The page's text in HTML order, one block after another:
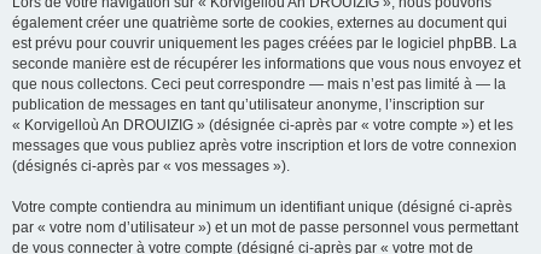
également créer une quatrième sorte de cookies, externes au document qui
est prévu pour couvrir uniquement les pages créées par le logiciel phpBB. La
seconde manière est de récupérer les informations que vous nous envoyez et
que nous collectons. Ceci peut correspondre — mais n’est pas limité à — la
publication de messages en tant qu’utilisateur anonyme, l’inscription sur
« Korvigelloù An DROUIZIG » (désignée ci-après par « votre compte ») et les
messages que vous publiez après votre inscription et lors de votre connexion
(désignés ci-après par « vos messages »).
Votre compte contiendra au minimum un identifiant unique (désigné ci-après
par « votre nom d’utilisateur ») et un mot de passe personnel vous permettant
de vous connecter à votre compte (désigné ci-après par « votre mot de